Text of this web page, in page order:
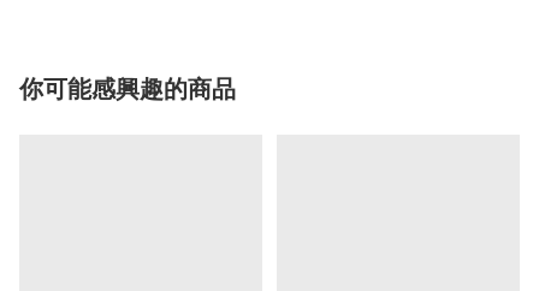
你可能感興趣的商品